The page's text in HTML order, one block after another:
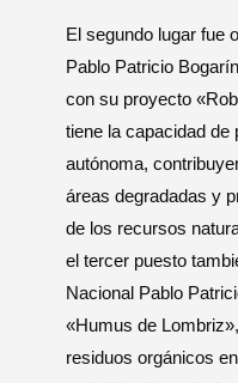
El segundo lugar fue
Pablo Patricio
con su proyecto
tiene la capacidad de
autónoma,
áreas degradadas y
de los recursos
el tercer puesto
Nacional Pablo
«Humus de
residuos orgánicos